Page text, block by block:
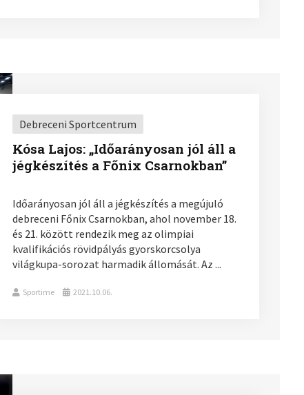
Debreceni Sportcentrum
Kósa Lajos: „Időarányosan jól áll a
jégkészítés a Főnix Csarnokban”
Időarányosan jól áll a jégkészítés a megújuló
debreceni Főnix Csarnokban, ahol november 18.
és 21. között rendezik meg az olimpiai
kvalifikációs rövidpályás gyorskorcsolya
világkupa-sorozat harmadik állomását. Az ...
Sportime 2021.10.06.